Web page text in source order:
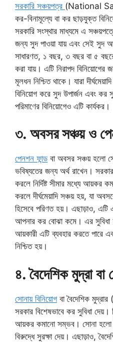
সরকারি সঞ্চয়পত্র (National
কর-বিনামূল্যে বা কর ছাড়যুক্ত
সরকারি সংস্থার মাধ্যমে এ
জন্য সুদ পাওয়া যায় এবং সেই সুদ
সাধারণত, ১ বছর, ৩ বছর বা ৫
করা যায়। এটি নিরাপদ
মূলধন নিশ্চিত থাকে। যারা
বিনিয়োগ করে সুদ উপার্জন এবং কর
পরিমাণের বিনিয়োগেও এটি কার্যকর।
৩. অবসর সঞ্চয় ও
পেনশন ফান্ড বা অবসর সঞ্চয় হলো
ভবিষ্যতের জন্য অর্থ রাখেন।
করলে নির্দিষ্ট সীমার মধ্যে আয়কর
করলে দীর্ঘমেয়াদি সঞ্চয় হয়, যা
হিসেবে পরিণত হয়। এছাড়াও,
আপনার কর বোঝা কমে। এর
আয়কারী এটি ব্যবহার করতে পারে
নিশ্চিত হয়।
৪. বৈদেশিক মুদ্রা বা
সোনায় বিনিয়োগ বা বৈদেশিক
সরকার বিশেষভাবে কর সুবিধা দেয়।
আয়কর কমানো সম্ভব। সোনা হলো
বিরুদ্ধে সুরক্ষা দেয়। এছাড়াও,